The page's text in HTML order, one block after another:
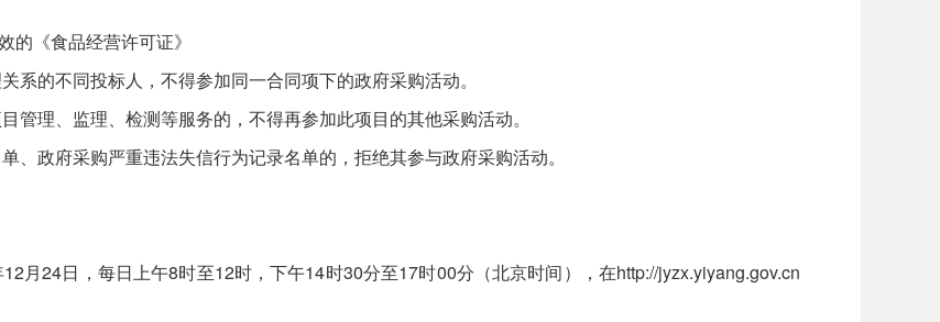
《食品经营许可证》
的不同投标人，不得参加同一合同项下的政府采购活动。
理、监理、检测等服务的，不得再参加此项目的其他采购活动。
政府采购严重违法失信行为记录名单的，拒绝其参与政府采购活动。
24日，每日上午8时至12时，下午14时30分至17时00分（北京时间），在http://jyzx.yiyang.gov.cn